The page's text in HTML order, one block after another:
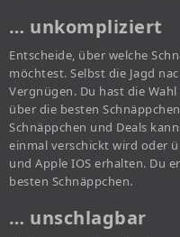
… unkompliziert
Entscheide, über welche
möchtest. Selbst die Jagd
Vergnügen. Du hast die
über die besten
Schnäppchen und Deals
einmal verschickt wird oder
und Apple IOS erhalten. Du
besten Schnäppchen.
… unschlagbar